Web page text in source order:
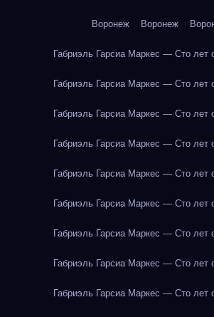
Воронеж Воронеж
Габриэль Гарсиа Маркес — Сто лет
Габриэль Гарсиа Маркес — Сто лет
Габриэль Гарсиа Маркес — Сто лет
Габриэль Гарсиа Маркес — Сто лет
Габриэль Гарсиа Маркес — Сто лет
Габриэль Гарсиа Маркес — Сто лет
Габриэль Гарсиа Маркес — Сто лет
Габриэль Гарсиа Маркес — Сто лет
Габриэль Гарсиа Маркес — Сто лет